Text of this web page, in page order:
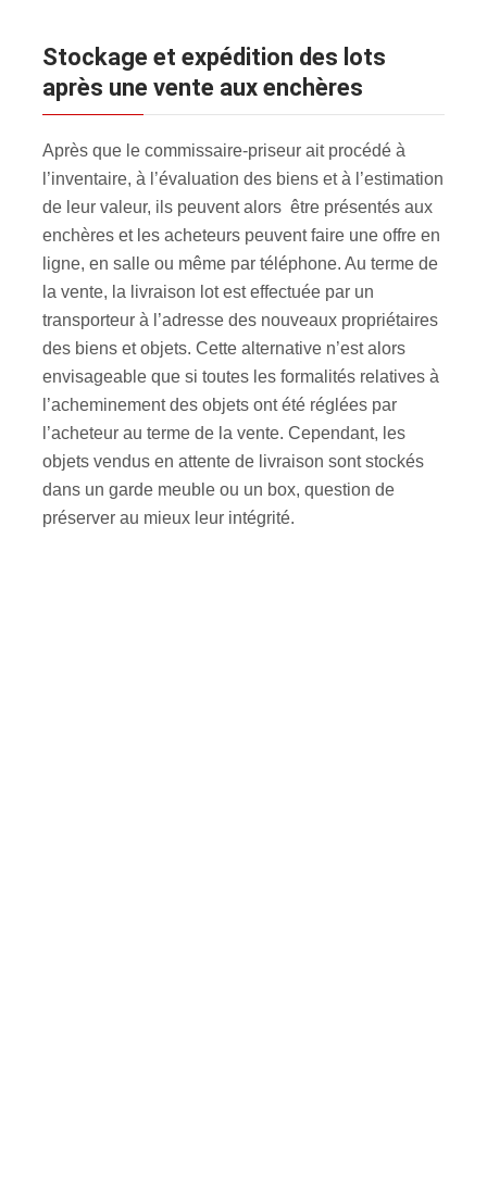
Stockage et expédition des lots
après une vente aux enchères
Après que le commissaire-priseur ait procédé à
l’inventaire, à l’évaluation des biens et à l’estimation
de leur valeur, ils peuvent alors être présentés aux
enchères et les acheteurs peuvent faire une offre en
ligne, en salle ou même par téléphone. Au terme de
la vente, la livraison lot est effectuée par un
transporteur à l’adresse des nouveaux propriétaires
des biens et objets. Cette alternative n’est alors
envisageable que si toutes les formalités relatives à
l’acheminement des objets ont été réglées par
l’acheteur au terme de la vente. Cependant, les
objets vendus en attente de livraison sont stockés
dans un garde meuble ou un box, question de
préserver au mieux leur intégrité.